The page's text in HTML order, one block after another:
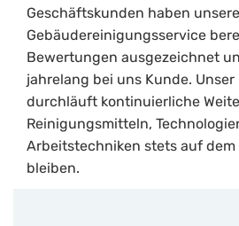
Geschäftskunden haben
Gebäudereinigungsservice
Bewertungen ausgezeichnet
jahrelang bei uns Kunde.
durchläuft kontinuierliche
Reinigungsmitteln,
Arbeitstechniken stets auf
bleiben.